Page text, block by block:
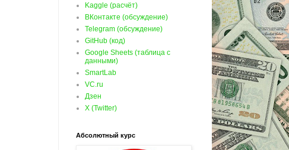
Kaggle (расчёт)
ВКонтакте (обсуждение)
Telegram (обсуждение)
GitHub (код)
Google Sheets (таблица с
данными)
SmartLab
VC.ru
Дзен
X (Twitter)
Абсолютный курс